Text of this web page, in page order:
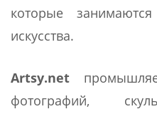
которые
искусства.
Artsy.net
фотографий,